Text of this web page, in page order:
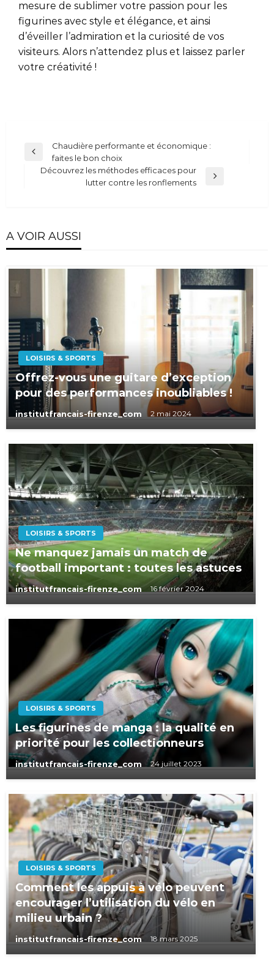
mesure de sublimer votre passion pour les
figurines avec style et élégance, et ainsi
d’éveiller l’admiration et la curiosité de vos
visiteurs. Alors n’attendez plus et laissez parler
votre créativité !
Navigation
Previous
Post
Chaudière performante et économique :
faites le bon choix
Découvrez les méthodes efficaces pour
lutter contre les ronflements
A VOIR AUSSI
LOISIRS & SPORTS
Offrez-vous une guitare d’exception
pour des performances inoubliables !
institutfrancais-firenze_com 2 mai 2024
LOISIRS & SPORTS
Ne manquez jamais un match de
football important : toutes les astuces
institutfrancais-firenze_com 16 février 2024
LOISIRS & SPORTS
Les figurines de manga : la qualité en
priorité pour les collectionneurs
institutfrancais-firenze_com 24 juillet 2023
LOISIRS & SPORTS
Comment les appuis à vélo peuvent
encourager l’utilisation du vélo en
milieu urbain ?
institutfrancais-firenze_com 18 mars 2025